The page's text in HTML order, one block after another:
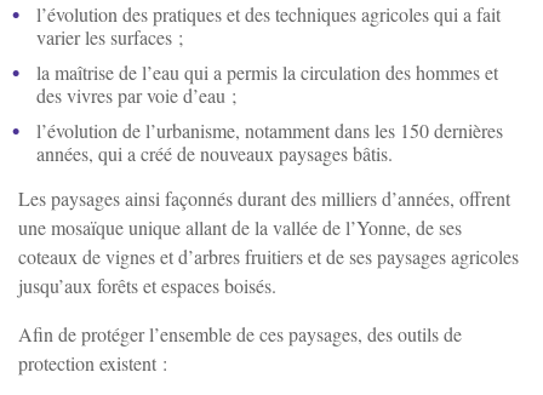
l’évolution des pratiques et des techniques agricoles qui a fait
varier les surfaces ;
la maîtrise de l’eau qui a permis la circulation des hommes et
des vivres par voie d’eau ;
l’évolution de l’urbanisme, notamment dans les 150 dernières
années, qui a créé de nouveaux paysages bâtis.
Les paysages ainsi façonnés durant des milliers d’années, offrent
une mosaïque unique allant de la vallée de l’Yonne, de ses
coteaux de vignes et d’arbres fruitiers et de ses paysages agricoles
jusqu’aux forêts et espaces boisés.
Afin de protéger l’ensemble de ces paysages, des outils de
protection existent :